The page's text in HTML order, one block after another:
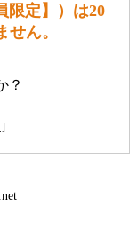
限定】）は20
ん。
？